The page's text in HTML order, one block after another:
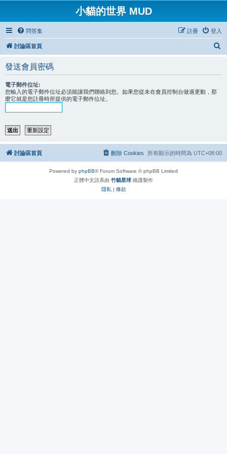
小貓的世界 MUD
問答集 登入
註冊
討論區首頁
發送會員密碼
電子郵件位址:
您輸入的電子郵件位址必須能讓我們聯絡到您。如果您從未在會員控制台做過更動，那
麼它就是您註冊時所提供的電子郵件位址。
討論區首頁 所有顯示的時間為 UTC+08:00
刪除 Cookies
Powered by phpBB® Forum Software © phpBB Limited
正體中文語系由 竹貓星球 維護製作
隱私 | 條款